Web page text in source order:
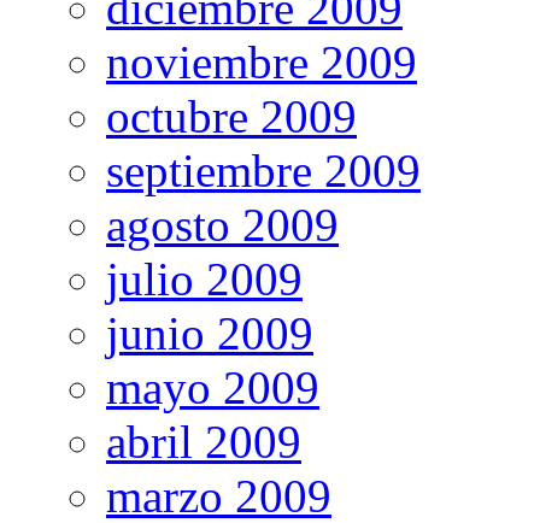
noviembre 2009
octubre 2009
septiembre 2009
agosto 2009
julio 2009
junio 2009
mayo 2009
abril 2009
marzo 2009